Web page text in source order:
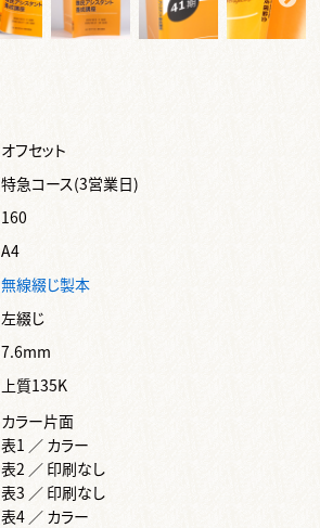
オフセット
特急コース(3営業日)
160
A4
無線綴じ製本
左綴じ
7.6mm
上質135K
カラー片面
表1 ／ カラー
表2 ／ 印刷なし
表3 ／ 印刷なし
表4 ／ カラー